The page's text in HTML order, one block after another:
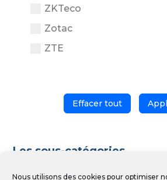
Nous utilisons des cookies pour optimiser
ZKTeco
Zotac
ZTE
Effacer tout
Les sous-catégories
Clé USB (7)